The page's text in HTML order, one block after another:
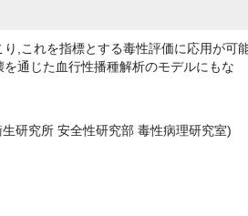
,これを指標とする毒性評価に応用が可
通じた血行性播種解析のモデルにもな
研究所 安全性研究部 毒性病理研究室)